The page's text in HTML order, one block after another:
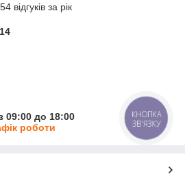
відгуків за рік
09:00 до 18:00
роботи
КНОПКА
ЗВ'ЯЗКУ